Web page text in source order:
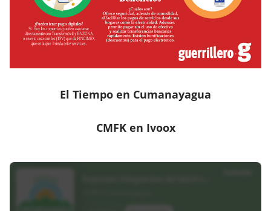
El Tiempo en Cumanayagua
CMFK en Ivoox